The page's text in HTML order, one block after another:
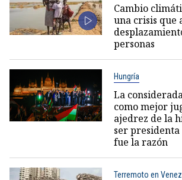
Cambio
una crisis que
personas
Hungría
La
como mejor
ajedrez de la
ser presidenta
fue la razón
Terremoto en